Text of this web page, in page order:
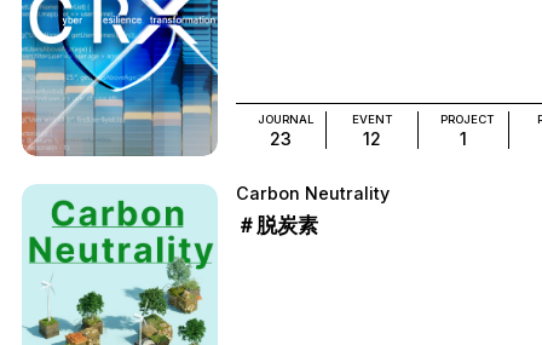
JOURNAL
23
EVENT
12
PROJECT
1
Carbon Neutrality
＃脱炭素